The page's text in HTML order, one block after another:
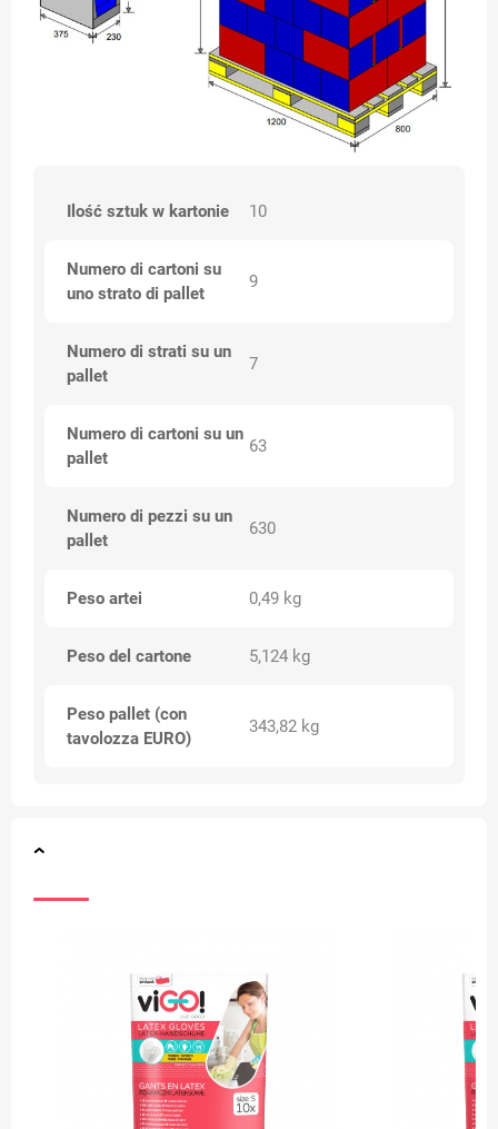
Ilość sztuk w kartonie 10
Numero di cartoni su
uno strato di pallet
9
Numero di strati su un
pallet
7
Numero di cartoni su un
pallet
63
Numero di pezzi su un
pallet
630
Peso artei 0,49 kg
Peso del cartone 5,124 kg
Peso pallet (con
tavolozza EURO)
343,82 kg